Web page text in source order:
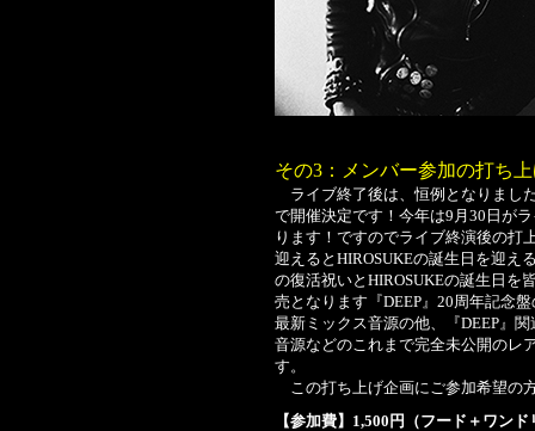
その3：メンバー参加の打ち
ライブ終了後は、恒例となりまし
で開催決定です！今年は9月30日が
ります！ですのでライブ終演後の打
迎えるとHIROSUKEの誕生日を迎え
の復活祝いとHIROSUKEの誕生日を
売となります『DEEP』20周年記念
最新ミックス音源の他、『DEEP』
音源などのこれまで完全未公開のレ
す。
この打ち上げ企画にご参加希望の
【参加費】1,500円（フード＋ワン